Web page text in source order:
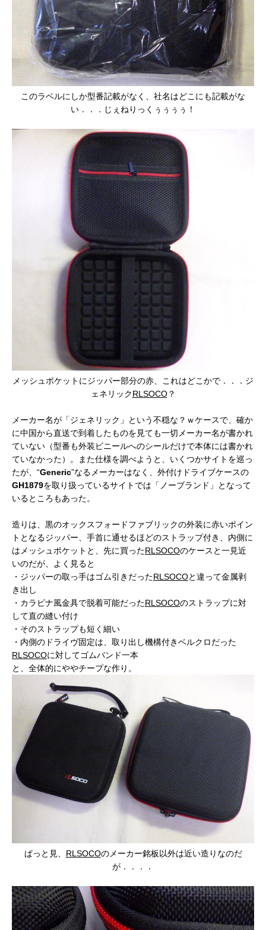
このラベルにしか型番記載がなく、社名はどこにも記載がな
い．．．じぇねりっくぅぅぅぅ！
メッシュポケットにジッパー部分の赤、これはどこかで．．．ジ
ェネリックRLSOCO？
メーカー名が「ジェネリック」という不穏な？ｗケースで、確か
に中国から直送で到着したものを見ても一切メーカー名が書かれ
ていない（型番も外装ビニールへのシールだけで本体には書かれ
ていなかった）。また仕様を調べようと、いくつかサイトを巡っ
たが、“Generic”なるメーカーはなく、外付けドライブケースの
GH1879を取り扱っているサイトでは「ノーブランド」となって
いるところもあった。
造りは、黒のオックスフォードファブリックの外装に赤いポイン
トとなるジッパー、手首に通せるほどのストラップ付き、内側に
はメッシュポケットと、先に買ったRLSOCOのケースと一見近
いのだが、よく見ると
・ジッパーの取っ手はゴム引きだったRLSOCOと違って金属剥
き出し
・カラビナ風金具で脱着可能だったRLSOCOのストラップに対
して直の縫い付け
・そのストラップも短く細い
・内側のドライヴ固定は、取り出し機構付きベルクロだった
RLSOCOに対してゴムバンド一本
と、全体的にややチープな作り。
ぱっと見、 RLSOCOのメーカー銘板以外は近い造りなのだ
が．．．．